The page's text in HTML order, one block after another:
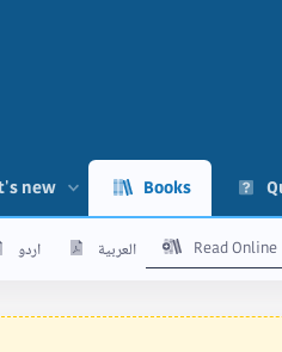
new Books
اردو العربية Read Online